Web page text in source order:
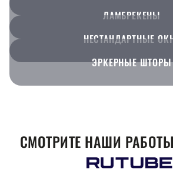
ЛАМБРЕКЕНЫ
НЕСТАНДАРТНЫЕ
ЭРКЕРНЫЕ ШТОРЫ
СМОТРИТЕ НАШИ РАБОТЫ